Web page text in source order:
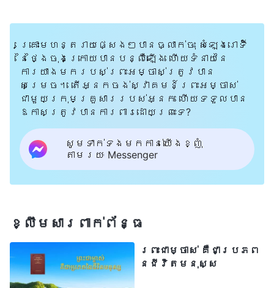
គ្រោះមហន្តរាយផ្សេងៗបានធ្លាក់ចុះ សំឡេងរោទិ៍
នៃថ្ងៃចុងក្រោយបានបន្លឺឡើង ហើយទំនាយនៃ
ការយាងមករបស់ព្រះអម្ចាស់ត្រូវបាន
សម្រេច។ តើអ្នកចង់ស្វាគមន៍ព្រះអម្ចាស់
ជាមួយក្រុមគ្រួសាររបស់អ្នក ហើយទទួលបាន
ឱកាសត្រូវបានការពារដោយព្រះទេ?
សូមទាក់ទងមកកាន់យើងខ្ញុំ
តាមរយៈ Messenger
ខ្លឹមសារ​ពាក់ព័ន្ធ
ព្រះជាម្ចាស់ គឺជាប្រភព
នៃជីវិតមនុស្ស